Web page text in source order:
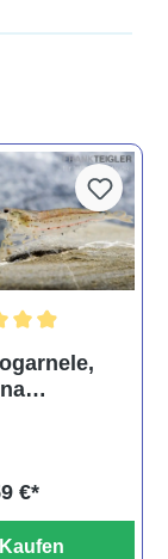
€*
Kaufen